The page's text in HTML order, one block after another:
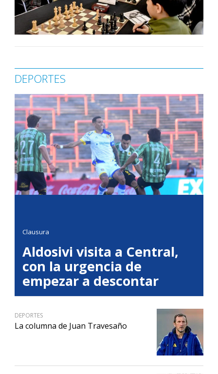
DEPORTES
Clausura
Aldosivi visita a Central,
con la urgencia de
empezar a descontar
DEPORTES
La columna de Juan Travesaño